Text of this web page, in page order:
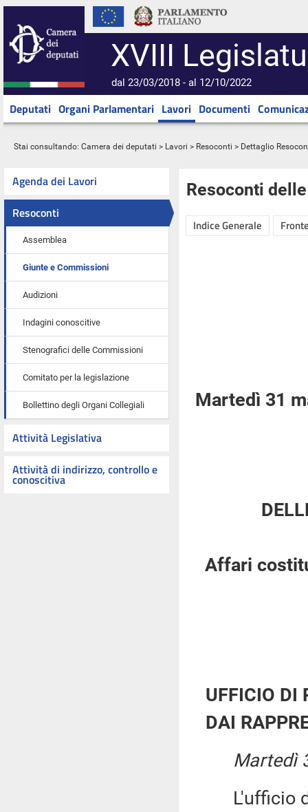
XVIII
dal 23/03/2018 - al 12/10/2022
Deputati Organi Parlamentari Lavori Documenti
Stai consultando: Camera dei deputati > Lavori > Resoconti > Dettaglio
Agenda dei Lavori
Resoconti
Assemblea
Giunte e Commissioni
Audizioni
Indagini conoscitive
Stenografici delle Commissioni
Comitato per la legislazione
Bollettino degli Organi Collegiali
Attività Legislativa
Attività di indirizzo, controllo e
conoscitiva
Resoconti
Indice Generale
Martedì 31
Affari
UFFICIO DI
DAI
Martedì
L'ufficio di